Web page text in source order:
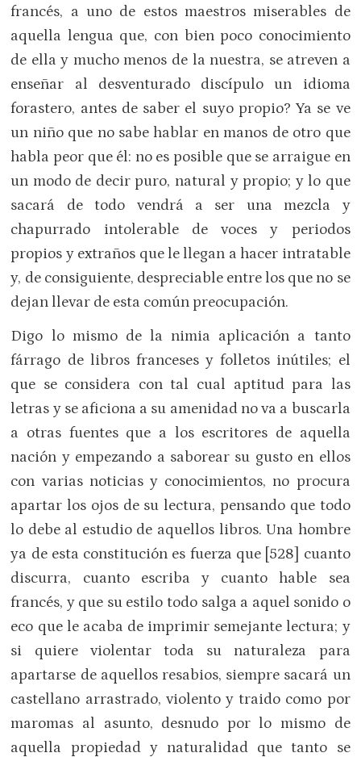
francés, a uno de estos maestros miserables de
aquella lengua que, con bien poco conocimiento
de ella y mucho menos de la nuestra, se atreven a
enseñar al desventurado discípulo un idioma
forastero, antes de saber el suyo propio? Ya se ve
un niño que no sabe hablar en manos de otro que
habla peor que él: no es posible que se arraigue en
un modo de decir puro, natural y propio; y lo que
sacará de todo vendrá a ser una mezcla y
chapurrado intolerable de voces y periodos
propios y extraños que le llegan a hacer intratable
y, de consiguiente, despreciable entre los que no se
dejan llevar de esta común preocupación.
Digo lo mismo de la nimia aplicación a tanto
fárrago de libros franceses y folletos inútiles; el
que se considera con tal cual aptitud para las
letras y se aficiona a su amenidad no va a buscarla
a otras fuentes que a los escritores de aquella
nación y empezando a saborear su gusto en ellos
con varias noticias y conocimientos, no procura
apartar los ojos de su lectura, pensando que todo
lo debe al estudio de aquellos libros. Una hombre
ya de esta constitución es fuerza que [528] cuanto
discurra, cuanto escriba y cuanto hable sea
francés, y que su estilo todo salga a aquel sonido o
eco que le acaba de imprimir semejante lectura; y
si quiere violentar toda su naturaleza para
apartarse de aquellos resabios, siempre sacará un
castellano arrastrado, violento y traido como por
maromas al asunto, desnudo por lo mismo de
aquella propiedad y naturalidad que tanto se